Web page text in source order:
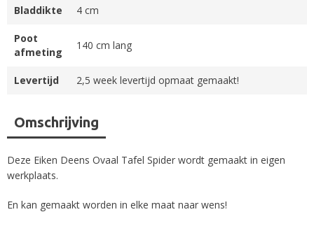
Omschrijving
Deze Eiken Deens Ovaal Tafel Spider wordt gemaakt in eigen
werkplaats.
En kan gemaakt worden in elke maat naar wens!
Bladdikte 4 cm
Poot
afmeting
140 cm lang
Levertijd 2,5 week levertijd opmaat gemaakt!